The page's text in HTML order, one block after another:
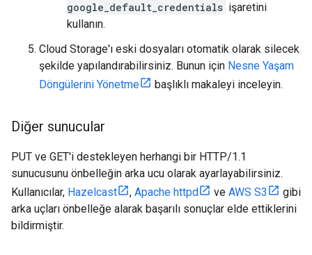
google_default_credentials işaretini
kullanın.
Cloud Storage'ı eski dosyaları otomatik olarak silecek
şekilde yapılandırabilirsiniz. Bunun için Nesne Yaşam
Döngülerini Yönetme
başlıklı makaleyi inceleyin.
Diğer sunucular
PUT ve GET'i destekleyen herhangi bir HTTP/1.1
sunucusunu önbelleğin arka ucu olarak ayarlayabilirsiniz.
Kullanıcılar, Hazelcast , Apache httpd ve AWS S3
gibi
arka uçları önbelleğe alarak başarılı sonuçlar elde ettiklerini
bildirmiştir.